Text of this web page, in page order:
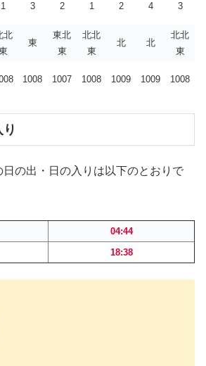
1 3 2 1 2 4 3
北
東
東北
東
北北
東
北 北
北北
東
1008 1007 1008 1009 1009 1008
の出・日の入りは以下のとおりで
04:44
18:38